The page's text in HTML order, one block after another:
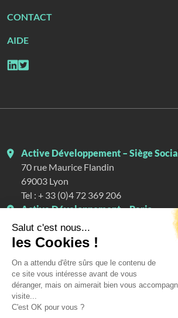
CONTACT
AIDE
Active Développement – Siège Social
70 rue Maurice Flandin
69003 Lyon
Tel : + 33 (0)4 72 369 206
Active Développement – Paris
4 rue Mélingue
75019 Paris
Active Développement – Suisse
30 rue Voltaire
1201
Tel :+41 (0)22 501 76 07